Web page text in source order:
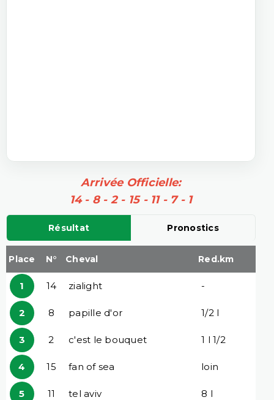
Arrivée Officielle:
14 - 8 - 2 - 15 - 11 - 7 - 1
Résultat Pronostics
Place N° Cheval Red.km
1 14 zialight -
2 8 papille d'or 1/2 l
3 2 c'est le bouquet 1 l 1/2
4 15 fan of sea loin
5 11 tel aviv 8 l